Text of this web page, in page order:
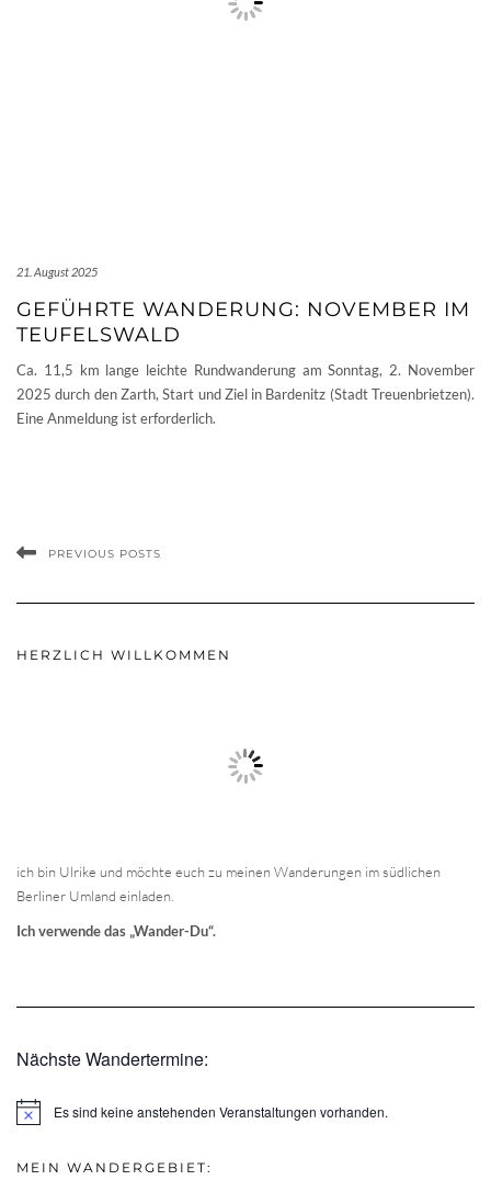
21. August 2025
GEFÜHRTE WANDERUNG: NOVEMBER IM
TEUFELSWALD
Ca. 11,5 km lange leichte Rundwanderung am Sonntag, 2. November
2025 durch den Zarth, Start und Ziel in Bardenitz (Stadt Treuenbrietzen).
Eine Anmeldung ist erforderlich.
PREVIOUS POSTS
HERZLICH WILLKOMMEN
ich bin Ulrike und möchte euch zu meinen Wanderungen im südlichen
Berliner Umland einladen.
Ich verwende das „Wander-Du“.
Nächste Wandertermine:
HinweisEs sind keine anstehenden Veranstaltungen vorhanden.
MEIN WANDERGEBIET: